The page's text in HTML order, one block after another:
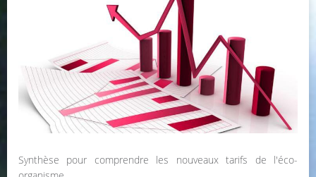
Synthèse pour comprendre les nouveaux tarifs de l'éco-